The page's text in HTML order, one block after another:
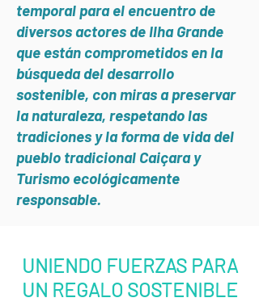
temporal para el encuentro de
diversos actores de Ilha Grande
que están comprometidos en la
búsqueda del desarrollo
sostenible, con miras a preservar
la naturaleza, respetando las
tradiciones y la forma de vida del
pueblo tradicional Caiçara y
Turismo ecológicamente
responsable.
UNIENDO FUERZAS PARA
UN REGALO SOSTENIBLE